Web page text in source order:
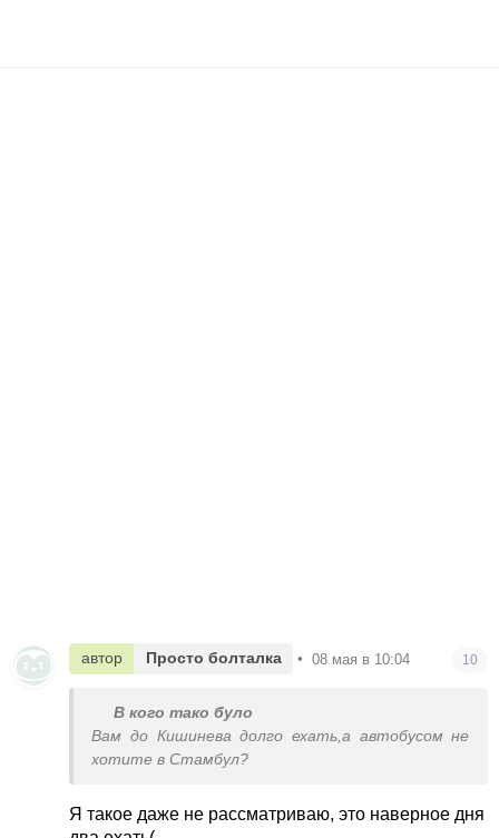
автор Просто болталка • 08 мая в 10:04 10
В кого тако було
Вам до Кишинева долго ехать,а автобусом не
хотите в Стамбул?
Я такое даже не рассматриваю, это наверное дня